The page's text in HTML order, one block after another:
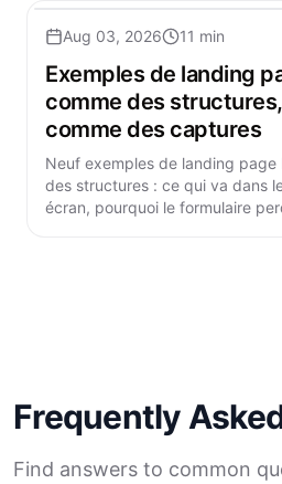
Aug 03, 2026 11 min
Exemples de landing
comme des
comme des captures
Neuf exemples de landing page
des structures : ce qui va dans
écran, pourquoi le formulaire
Frequently
Find answers to common